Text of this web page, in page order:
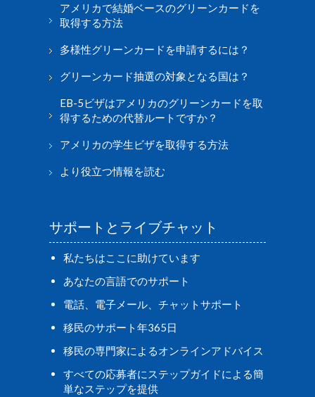
アメリカで結婚ベースのグリーンカードを
取得する方法
多様性グリーンカードを申請するには？
グリーンカード抽選の対象となる国は？
EB-5ビザはアメリカのグリーンカードを取
得するための代替ルートですか？
アメリカの学生ビザを取得する方法
より役立つ情報を読む
サポートとライブチャット
私たちはここに助けています
あなたの言語でのサポート
電話、電子メール、チャットサポート
移民のサポート年365日
移民の専門家によるオンラインアドバイス
すべての応募者にステップガイドによる簡
単なステップを提供